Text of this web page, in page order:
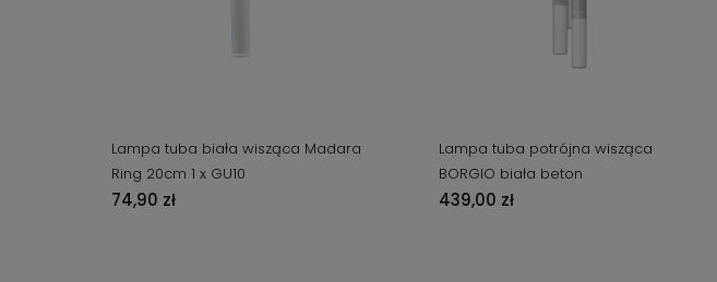
Lampa tuba biała wisząca Madara
Ring 20cm 1 x GU10
74,90 zł
Lampa tuba potrójna wisząca
BORGIO biała beton
439,00 zł